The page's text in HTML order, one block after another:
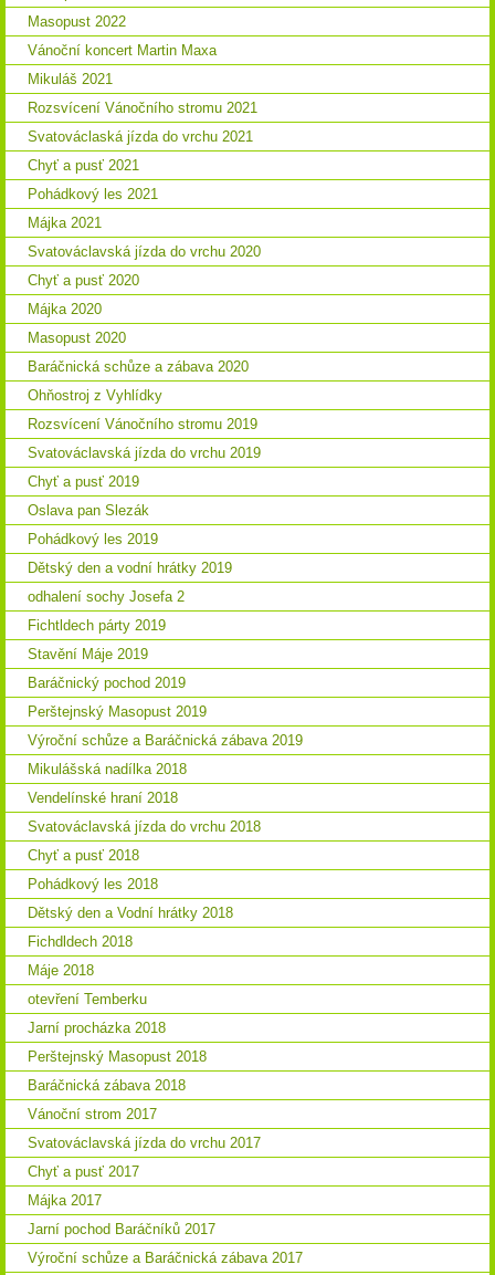
Masopust 2022
Vánoční koncert Martin Maxa
Mikuláš 2021
Rozsvícení Vánočního stromu 2021
Svatováclaská jízda do vrchu 2021
Chyť a pusť 2021
Pohádkový les 2021
Májka 2021
Svatováclavská jízda do vrchu 2020
Chyť a pusť 2020
Májka 2020
Masopust 2020
Baráčnická schůze a zábava 2020
Ohňostroj z Vyhlídky
Rozsvícení Vánočního stromu 2019
Svatováclavská jízda do vrchu 2019
Chyť a pusť 2019
Oslava pan Slezák
Pohádkový les 2019
Dětský den a vodní hrátky 2019
odhalení sochy Josefa 2
Fichtldech párty 2019
Stavění Máje 2019
Baráčnický pochod 2019
Perštejnský Masopust 2019
Výroční schůze a Baráčnická zábava 2019
Mikulášská nadílka 2018
Vendelínské hraní 2018
Svatováclavská jízda do vrchu 2018
Chyť a pusť 2018
Pohádkový les 2018
Dětský den a Vodní hrátky 2018
Fichdldech 2018
Máje 2018
otevření Temberku
Jarní procházka 2018
Perštejnský Masopust 2018
Baráčnická zábava 2018
Vánoční strom 2017
Svatováclavská jízda do vrchu 2017
Chyť a pusť 2017
Májka 2017
Jarní pochod Baráčníků 2017
Výroční schůze a Baráčnická zábava 2017